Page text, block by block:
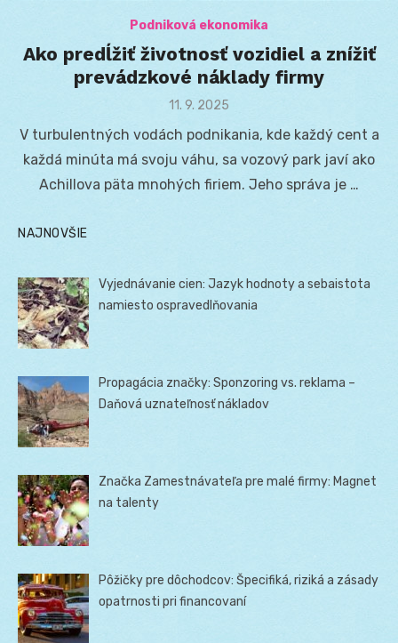
Podniková ekonomika
Ako predĺžiť životnosť vozidiel a znížiť
prevádzkové náklady firmy
Posted
11. 9. 2025
V turbulentných vodách podnikania, kde každý cent a
každá minúta má svoju váhu, sa vozový park javí ako
Achillova päta mnohých firiem. Jeho správa je …
NAJNOVŠIE
Vyjednávanie cien: Jazyk hodnoty a sebaistota
namiesto ospravedlňovania
Propagácia značky: Sponzoring vs. reklama –
Daňová uznateľnosť nákladov
Značka Zamestnávateľa pre malé firmy: Magnet
na talenty
Pôžičky pre dôchodcov: Špecifiká, riziká a zásady
opatrnosti pri financovaní